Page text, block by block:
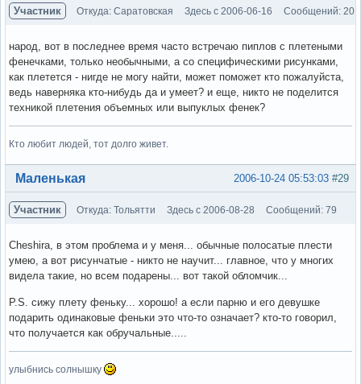
Участник Откуда: Саратовская Здесь с 2006-06-16 Сообщений: 20
народ, вот в последнее время часто встречаю пиплов с плетеными
фенечками, только необычными, а со специфическими рисунками,
как плетется - нигде не могу найти, может поможет кто пожалуйста,
ведь наверняка кто-нибудь да и умеет? и еще, никто не поделится
техникой плетения объемных или выпуклых фенек?
Кто любит людей, тот долго живет.
Вне форума #29
2006-10-24 05:53:03
Маленькая
Участник Откуда: Тольятти Здесь с 2006-08-28 Сообщений: 79
Cheshira, в этом проблема и у меня... обычные полосатые плести
умею, а вот рисунчатые - никто не научит... главное, что у многих
видела такие, но всем подарены... вот такой обломчик...
P.S. сижу плету феньку... хорошо! а если парню и его девушке
подарить одинаковые феньки это что-то означает? кто-то говорил,
что получается как обручальные.....
улыбнись солнышку